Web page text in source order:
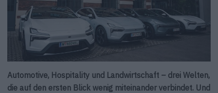
Automotive, Hospitality und Landwirtschaft – drei Welten,
die auf den ersten Blick wenig miteinander verbindet. Und